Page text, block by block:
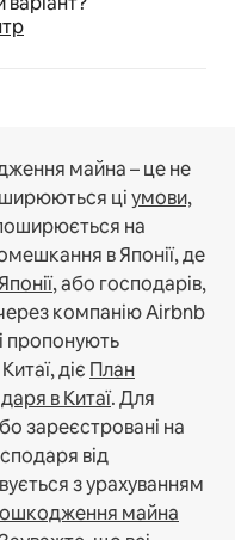
майна – це не
ціумови,
на
в Японії, де
, або господарів,
компанію Airbnb
пропонують
діє План
в Китаї.Для
зареєстровані на
від
з урахуванням
майна